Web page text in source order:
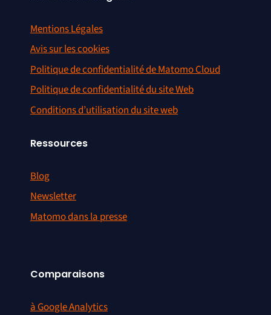
Mentions Légales
Avis sur les cookies
Politique de confidentialité de Matomo Cloud
Politique de confidentialité du site Web
Conditions d’utilisation du site web
Ressources
Blog
Newsletter
Matomo dans la presse
Comparaisons
à Google Analytics